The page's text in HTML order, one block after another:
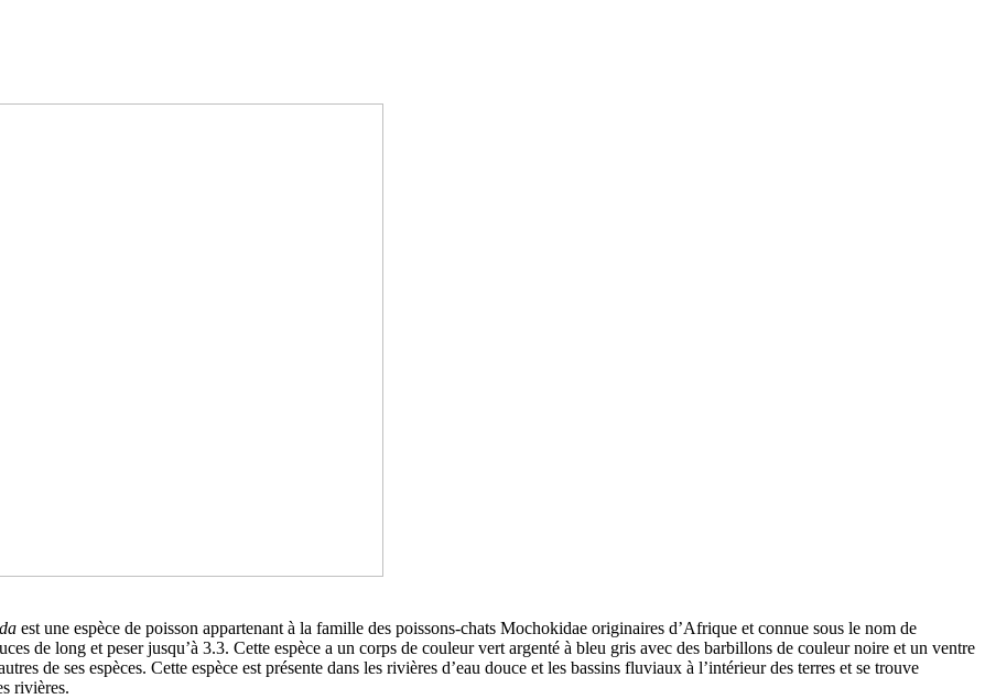
est une espèce de poisson appartenant à la famille des poissons-chats Mochokidae originaires d’Afrique et connue sous le nom de
de long et peser jusqu’à 3.3. Cette espèce a un corps de couleur vert argenté à bleu gris avec des barbillons de couleur noire et un ventre
de ses espèces. Cette espèce est présente dans les rivières d’eau douce et les bassins fluviaux à l’intérieur des terres et se trouve
rivières.